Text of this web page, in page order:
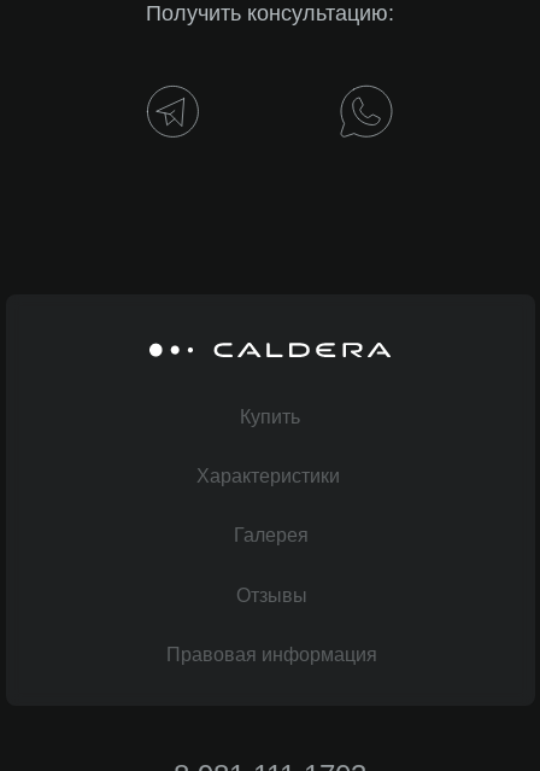
Получить консультацию:
Характеристики
Купить
Отзывы
Галерея
Правовая информация